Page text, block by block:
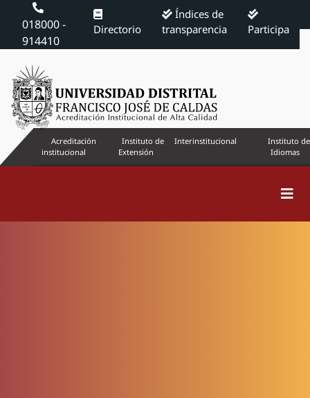
018000 -
914410
Directorio
Índices de
transparencia
Participa
Acreditación
institucional
Instituto de
Extensión
Interinstitucional
Instituto de
Idiomas